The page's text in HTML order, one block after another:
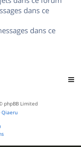
dans ce
dans ce
phpBB Limited
Qiaeru